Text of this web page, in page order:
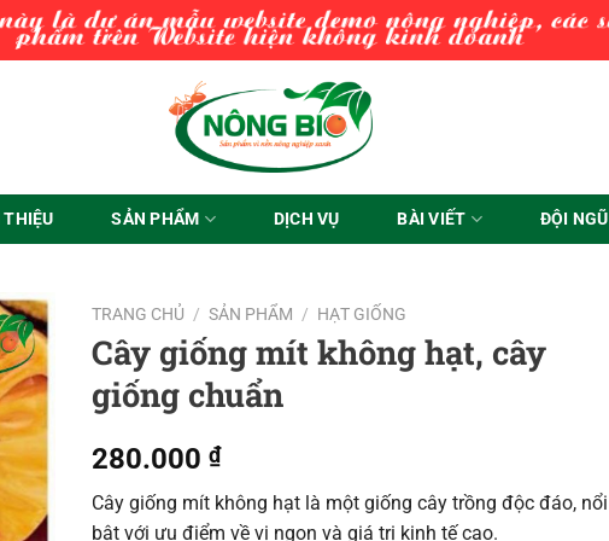
THIỆU SẢN PHẨM DỊCH VỤ BÀI VIẾT ĐỘI NGŨ
TRANG CHỦ / SẢN PHẨM / HẠT GIỐNG
Cây giống mít không hạt, cây
giống chuẩn
280.000 ₫
Cây giống mít không hạt là một giống cây trồng độc đáo, nổi
bật với ưu điểm về vị ngon và giá trị kinh tế cao.